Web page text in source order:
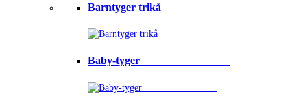
Barntyger trikå⠀⠀⠀⠀⠀⠀⠀⠀
Baby-tyger⠀⠀⠀⠀⠀⠀⠀⠀⠀⠀⠀